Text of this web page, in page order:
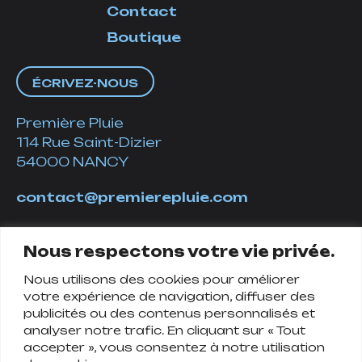
Nous respectons votre vie privée.
Nous utilisons des cookies pour améliorer
votre expérience de navigation, diffuser des
publicités ou des contenus personnalisés et
analyser notre trafic. En cliquant sur « Tout
accepter », vous consentez à notre utilisation
Contact
Boutique
ÉCRIVEZ-NOUS
Première Pluie
114 Rue Saint-Dizier
54000 NANCY
contact@premierepluie.com
Suivez-nous